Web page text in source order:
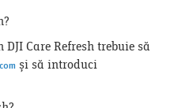
Care Refresh trebuie să
și să introduci